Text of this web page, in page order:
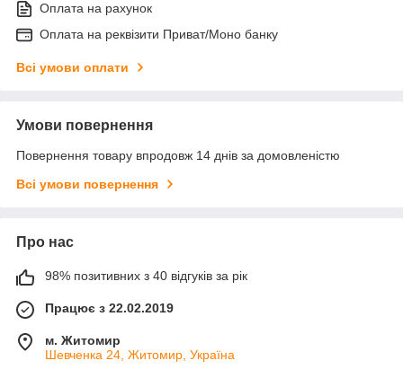
Оплата на рахунок
Оплата на реквізити Приват/Моно банку
Всі умови оплати
Умови повернення
Повернення товару впродовж 14 днів за домовленістю
Всі умови повернення
Про нас
98% позитивних з 40 відгуків за рік
Працює з 22.02.2019
м. Житомир
Шевченка 24, Житомир, Україна